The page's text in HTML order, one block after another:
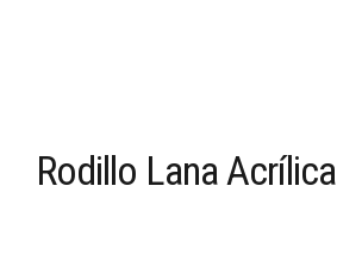
Rodillo Lana Acrílica